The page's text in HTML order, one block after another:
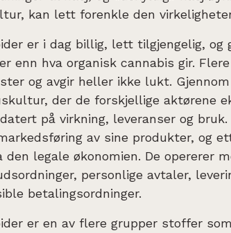
kan lett forenkle den
er i dag billig, lett tilgjengelig, og
enn hva organisk cannabis gir.
og avgir heller ikke lukt.
der de forskjellige aktørene
på virkning, leveranser og
av sine produkter, og
legale økonomien. De opererer
personlige avtaler,
betalingsordninger.
er en av flere grupper stoffer